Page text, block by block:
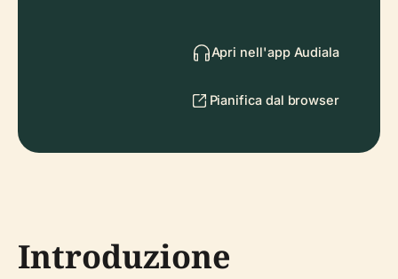
Apri nell'app Audiala
Pianifica dal browser
Introduzione